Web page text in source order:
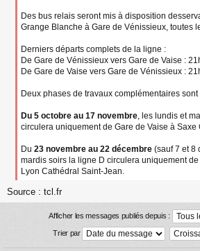
Des bus relais seront mis à disposition
Grange Blanche à Gare de Vénissieux, toutes
Derniers départs complets de la ligne :
De Gare de Vénissieux vers Gare de Vaise :
De Gare de Vaise vers Gare de Vénissieux :
Deux phases de travaux complémentaires
Du 5 octobre au 17 novembre, les lundis et
circulera uniquement de Gare de Vaise à Saxe
Du 23 novembre au 22 décembre (sauf 7 et 8
mardis soirs la ligne D circulera uniquement
Lyon Cathédral Saint-Jean.
Source : tcl.fr
Afficher les messages publiés depuis :
Trier par